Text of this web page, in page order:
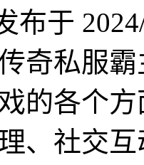
布于
奇私服
的各个
、社交